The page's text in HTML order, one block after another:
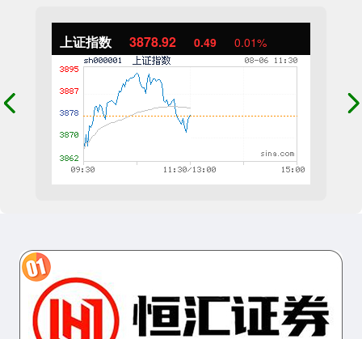
上证指数 3878.92 0.49 0.01%